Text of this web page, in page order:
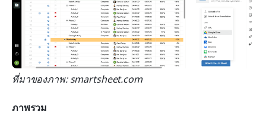
ที่มาของภาพ: smartsheet.com
ภาพรวม